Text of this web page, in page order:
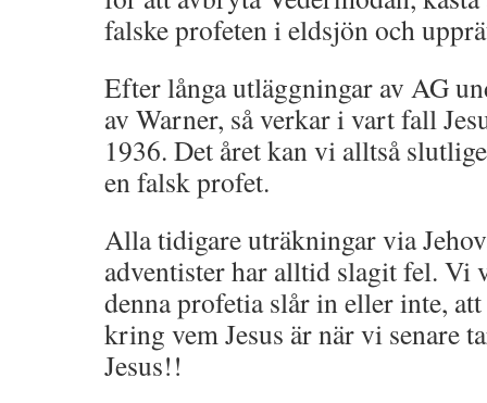
falske profeten i eldsjön och
Efter långa utläggningar av AG
av Warner, så verkar i vart fall
1936. Det året kan vi alltså
en falsk profet.
Alla tidigare uträkningar via
adventister har alltid slagit fel. Vi
denna profetia slår in eller inte,
kring vem Jesus är när vi senare
Jesus!!